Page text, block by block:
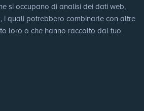
si occupano di analisi dei dati web,
i quali potrebbero combinarle con altre
loro o che hanno raccolto dal tuo